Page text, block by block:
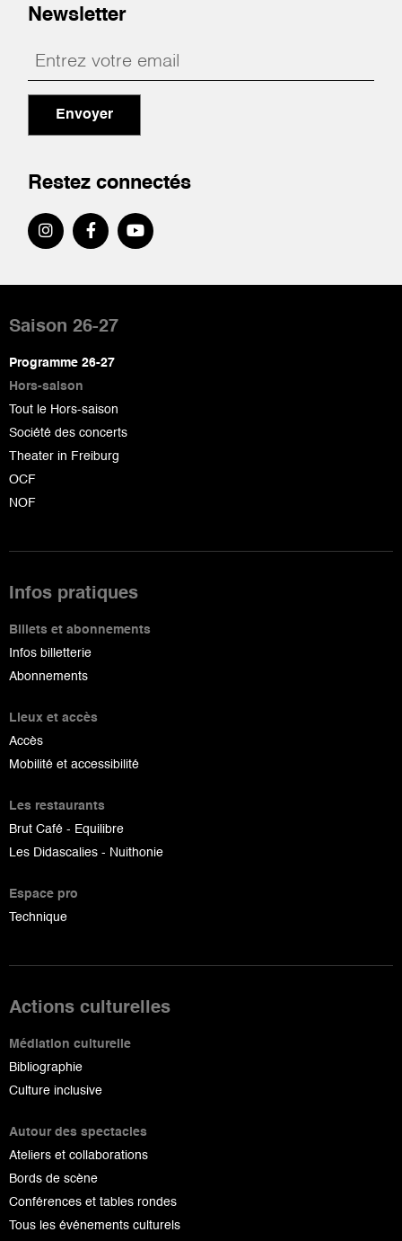
Newsletter
Envoyer
Restez connectés
de
page
Saison 26-27
Programme 26-27
Hors-saison
Tout le Hors-saison
Société des concerts
Theater in Freiburg
OCF
NOF
Infos pratiques
Billets et abonnements
Infos billetterie
Abonnements
Lieux et accès
Accès
Mobilité et accessibilité
Les restaurants
Brut Café - Equilibre
Les Didascalies - Nuithonie
Espace pro
Technique
Actions culturelles
Médiation culturelle
Bibliographie
Culture inclusive
Autour des spectacles
Ateliers et collaborations
Bords de scène
Conférences et tables rondes
Tous les événements culturels